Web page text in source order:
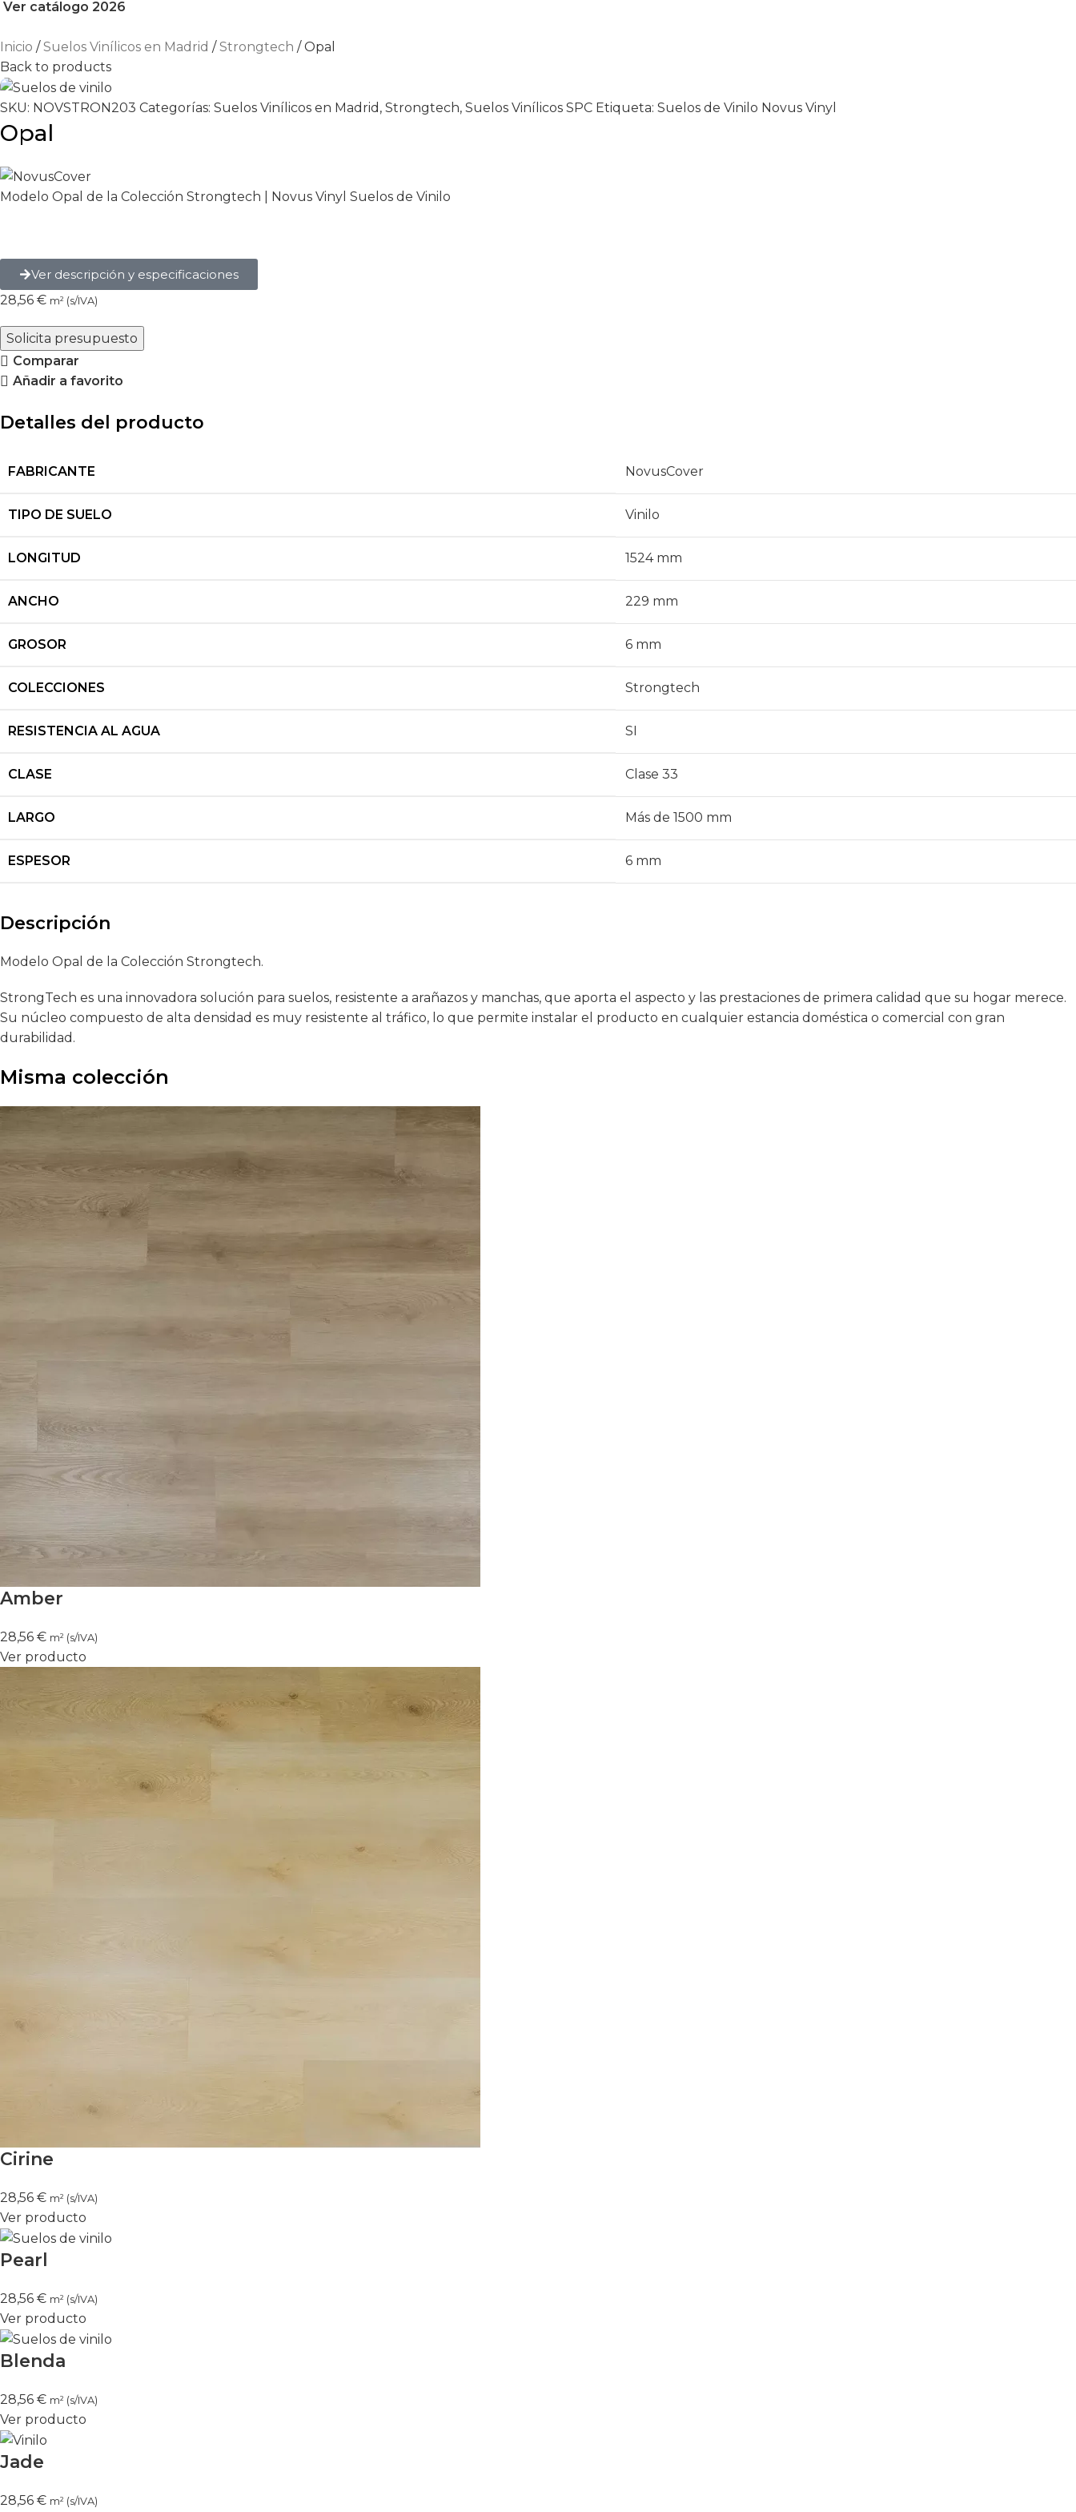
Ver catálogo 2026
Inicio Suelos Vinílicos en Madrid Strongtech
Opal
Back to products
SKU: NOVSTRON203 Categorías: Suelos Vinílicos en Madrid , Strongtech, Suelos Vinílicos SPC Etiqueta: Suelos de Vinilo Novus Vinyl
Opal
Modelo Opal de la Colección Strongtech | Novus Vinyl Suelos de Vinilo
Ver descripción y especificaciones
28,56 € m² (s/IVA)
Solicita presupuesto
Comparar
Añadir a favorito
Detalles del producto
FABRICANTE NovusCover
TIPO DE SUELO Vinilo
LONGITUD 1524 mm
ANCHO 229 mm
GROSOR 6 mm
COLECCIONES Strongtech
RESISTENCIA AL AGUA SI
CLASE Clase 33
LARGO Más de 1500 mm
ESPESOR 6 mm
Descripción
Modelo Opal de la Colección Strongtech.
StrongTech es una innovadora solución para suelos, resistente a arañazos y manchas, que aporta el aspecto y las prestaciones de primera calidad que su hogar merece.
Su núcleo compuesto de alta densidad es muy resistente al tráfico, lo que permite instalar el producto en cualquier estancia doméstica o comercial con gran
durabilidad.
Misma colección
Amber
28,56 € m² (s/IVA)
Ver producto
Cirine
28,56 € m² (s/IVA)
Ver producto
Pearl
28,56 € m² (s/IVA)
Ver producto
Blenda
28,56 € m² (s/IVA)
Ver producto
Jade
28,56 € m² (s/IVA)